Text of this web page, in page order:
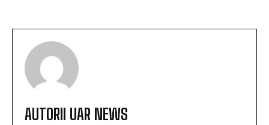
AUTORII UAR NEWS